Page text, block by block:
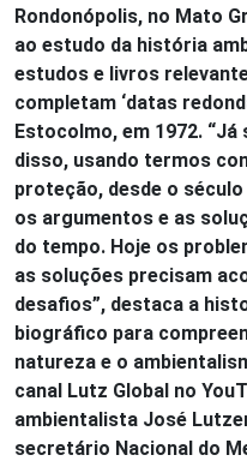
Rondonópolis, no Mato
ao estudo da história
estudos e livros
completam ‘datas
Estocolmo, em 1972.
disso, usando termos
proteção, desde o
os argumentos e as
do tempo. Hoje os
as soluções precisam
desafios”, destaca a
biográfico para
natureza e o
canal Lutz Global no
ambientalista José
secretário Nacional do